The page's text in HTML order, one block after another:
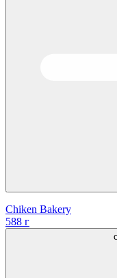
Chiken Bakery
588 г